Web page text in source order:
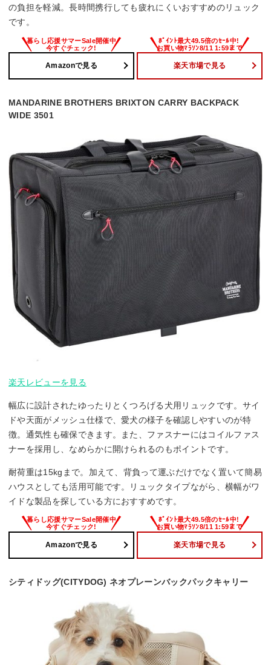
の負担を軽減。長時間携行しても疲れにくいおすすめのリュック
です。
Amazonで見る 楽天市場で見る
MANDARINE BROTHERS BRIXTON CARRY BACKPACK
WIDE 3501
楽天レビューを見る
幅広に設計されたゆったりとくつろげる犬用リュックです。サイ
ドや天面がメッシュ仕様で、愛犬の様子を確認しやすいのが特
徴。通気性も確保できます。また、ファスナーにはコイルファス
ナーを採用し、なめらかに開けられるのもポイントです。
耐荷重は15kgまで。加えて、背負って運ぶだけでなく置いて簡易
ハウスとしても活用可能です。リュックタイプながら、横幅がワ
イドな製品を探している方におすすめです。
Amazonで見る 楽天市場で見る
シティドッグ(CITYDOG) ネオプレーンバックパックキャリー